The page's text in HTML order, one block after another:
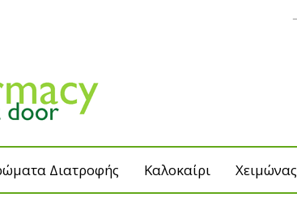
Διατροφής Καλοκαίρι Χειμώνας